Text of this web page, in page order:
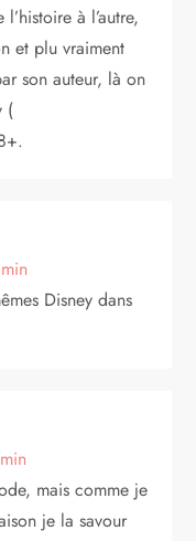
à l’autre,
et plu vraiment
son auteur, là on
(
Disney dans
mais comme je
je la savour